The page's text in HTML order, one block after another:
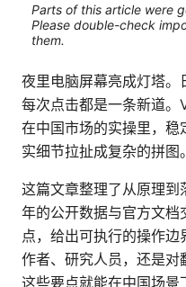
Parts of this article were
Please double-check
them.
夜里电脑屏幕亮成灯塔
每次点击都是一条新道
在中国市场的实操里，
实细节拉扯成复杂的拼图。
这篇文章整理了从原理
年的公开数据与官方文
点，给出可执行的操作
作者、研究人员，还是
这些要点就能在中国场景